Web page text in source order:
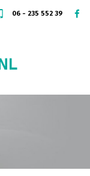
06 - 235 552 39